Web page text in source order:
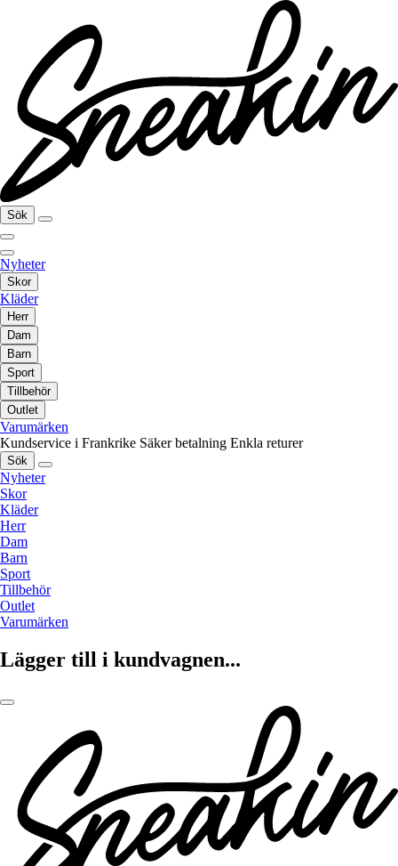
Sök
Nyheter
Skor
Kläder
Herr
Dam
Barn
Sport
Tillbehör
Outlet
Varumärken
Kundservice i Frankrike Säker betalning Enkla returer
Sök
Nyheter
Skor
Kläder
Herr
Dam
Barn
Sport
Tillbehör
Outlet
Varumärken
Lägger till i kundvagnen...